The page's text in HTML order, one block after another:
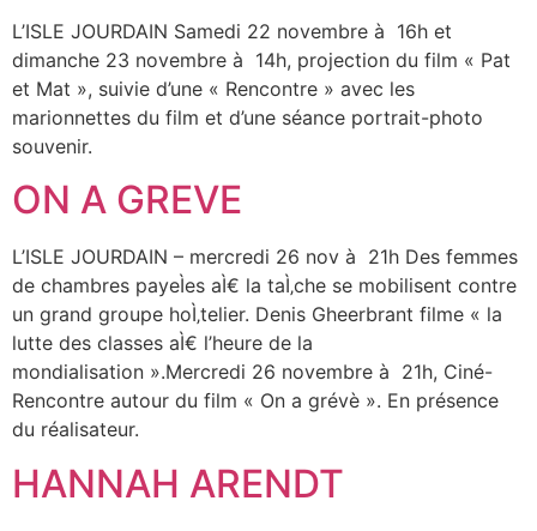
L’ISLE JOURDAIN Samedi 22 novembre à 16h et
dimanche 23 novembre à 14h, projection du film « Pat
et Mat », suivie d’une « Rencontre » avec les
marionnettes du film et d’une séance portrait-photo
souvenir.
ON A GREVE
L’ISLE JOURDAIN – mercredi 26 nov à 21h Des femmes
de chambres payeÌes aÌ€ la taÌ‚che se mobilisent contre
un grand groupe hoÌ‚telier. Denis Gheerbrant filme « la
lutte des classes aÌ€ l’heure de la
mondialisation ».Mercredi 26 novembre à 21h, Ciné-
Rencontre autour du film « On a grévè ». En présence
du réalisateur.
HANNAH ARENDT